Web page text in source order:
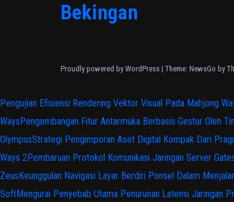
Bekingan
Proudly powered by WordPress | Theme: NewsGo by
Pengujian Efisiensi Rendering Vektor Visual Pada Mahjong
WaysPengembangan Fitur Antarmuka Berbasis Gestur Oleh
OlympusStrategi Pengimporan Aset Digital Kompak Dari
Ways 2Pembaruan Protokol Komunikasi Jaringan Server
ZeusKeunggulan Navigasi Layar Berdiri Ponsel Dalam
SoftMengurai Penyebab Utama Penurunan Latensi Jaringan